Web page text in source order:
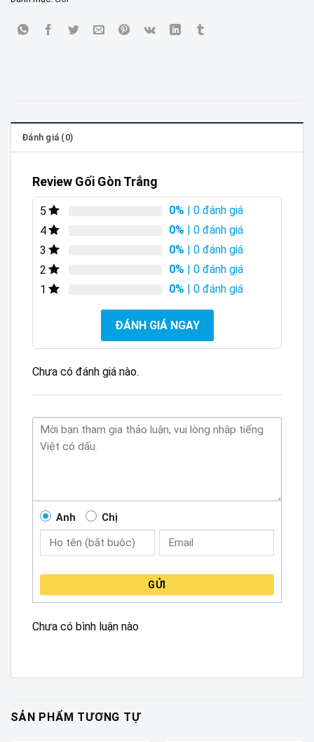
Đánh giá (0)
Review Gối Gòn Trắng
5 0% | 0 đánh giá
4
0% | 0 đánh giá
3
0% | 0 đánh giá
2
0% | 0 đánh giá
1
0% | 0 đánh giá
ĐÁNH GIÁ NGAY
Chưa có đánh giá nào.
Anh Chị
GỬI
Chưa có bình luận nào
SẢN PHẨM TƯƠNG TỰ